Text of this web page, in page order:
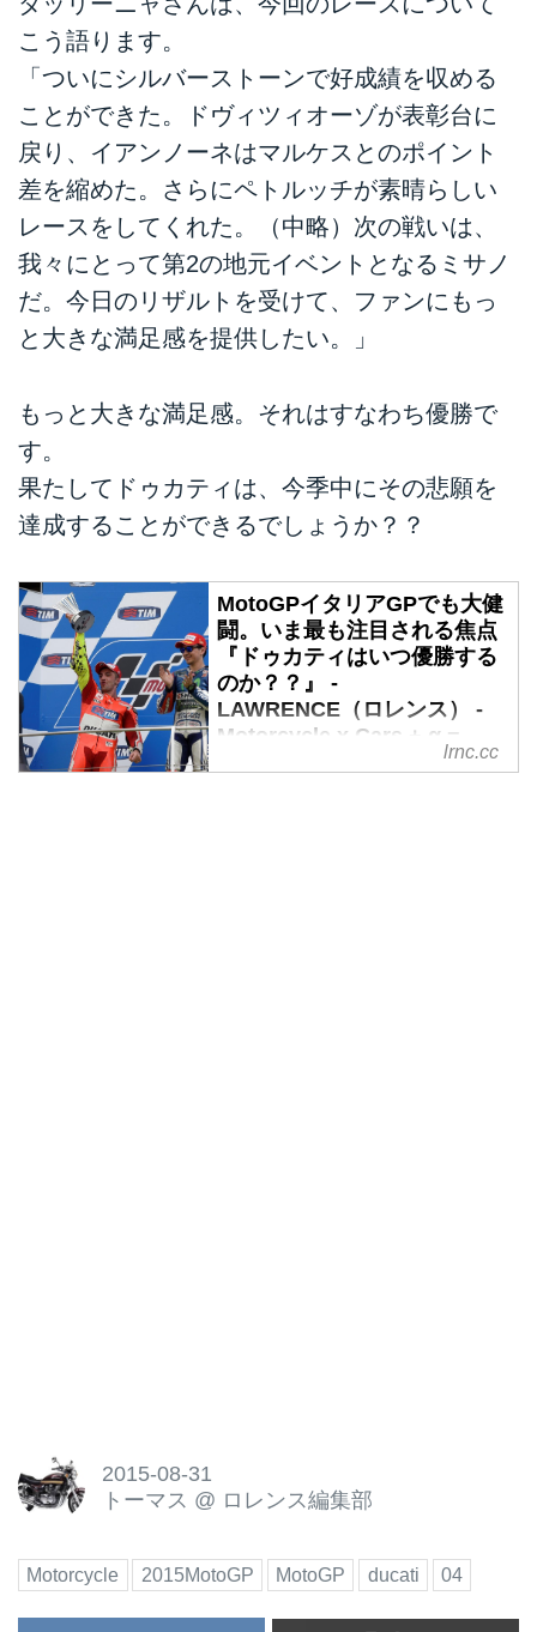
こう語ります。
「ついにシルバーストーンで好成績を収める
ことができた。ドヴィツィオーゾが表彰台に
戻り、イアンノーネはマルケスとのポイント
差を縮めた。さらにペトルッチが素晴らしい
レースをしてくれた。（中略）次の戦いは、
我々にとって第2の地元イベントとなるミサノ
だ。今日のリザルトを受けて、ファンにもっ
と大きな満足感を提供したい。」
もっと大きな満足感。それはすなわち優勝で
す。
果たしてドゥカティは、今季中にその悲願を
達成することができるでしょうか？？
MotoGPイタリアGPでも大健
闘。いま最も注目される焦点
『ドゥカティはいつ優勝する
のか？？』 -
LAWRENCE（ロレンス） -
Motorcycle x Cars + α =
lrnc.cc
2015-08-31
トーマス @ ロレンス編集部
Motorcycle 2015MotoGP MotoGP ducati 04